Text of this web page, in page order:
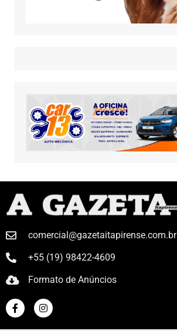
comercial@gazetaitapirense.com.br
+55 (19) 98422-4609
Formato de Anúncios